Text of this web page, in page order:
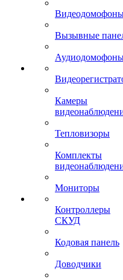
Вызывные
Камеры
Тепловизоры
Комплекты
Мониторы
Контроллеры
СКУД
Кодовая панель
Доводчики